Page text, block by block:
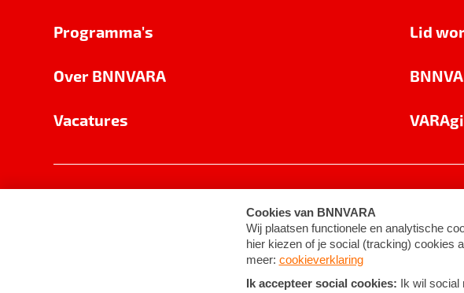
Programma's
Over BNNVARA
Vacatures
Lid
Cookie-instellingen Algemene voorwaarden